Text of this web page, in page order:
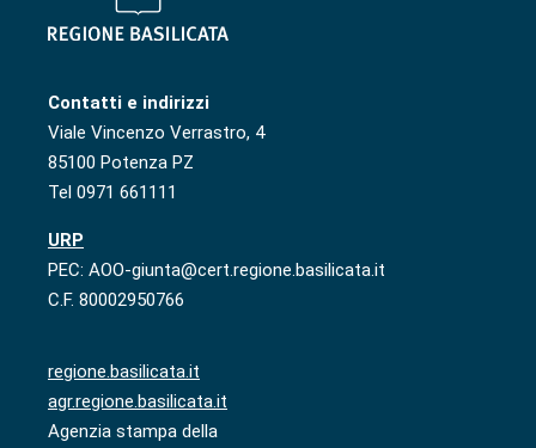
Contatti e indirizzi
Viale Vincenzo Verrastro, 4
85100 Potenza PZ
Tel 0971 661111
URP
PEC: AOO-giunta@cert.regione.basilicata.it
C.F. 80002950766
regione.basilicata.it
agr.regione.basilicata.it
Agenzia stampa della